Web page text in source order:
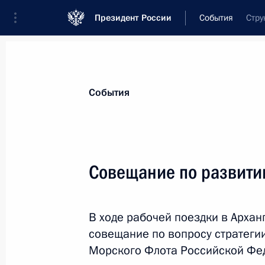
Президент России События
Новости
Телефонный разговор с Премьер-
Биньямином Нетаньяху
28 июля 2025 года, 18:30
События
Совещание по
В ходе рабочей поездки в
совещание по вопросу
Морского Флота Российской